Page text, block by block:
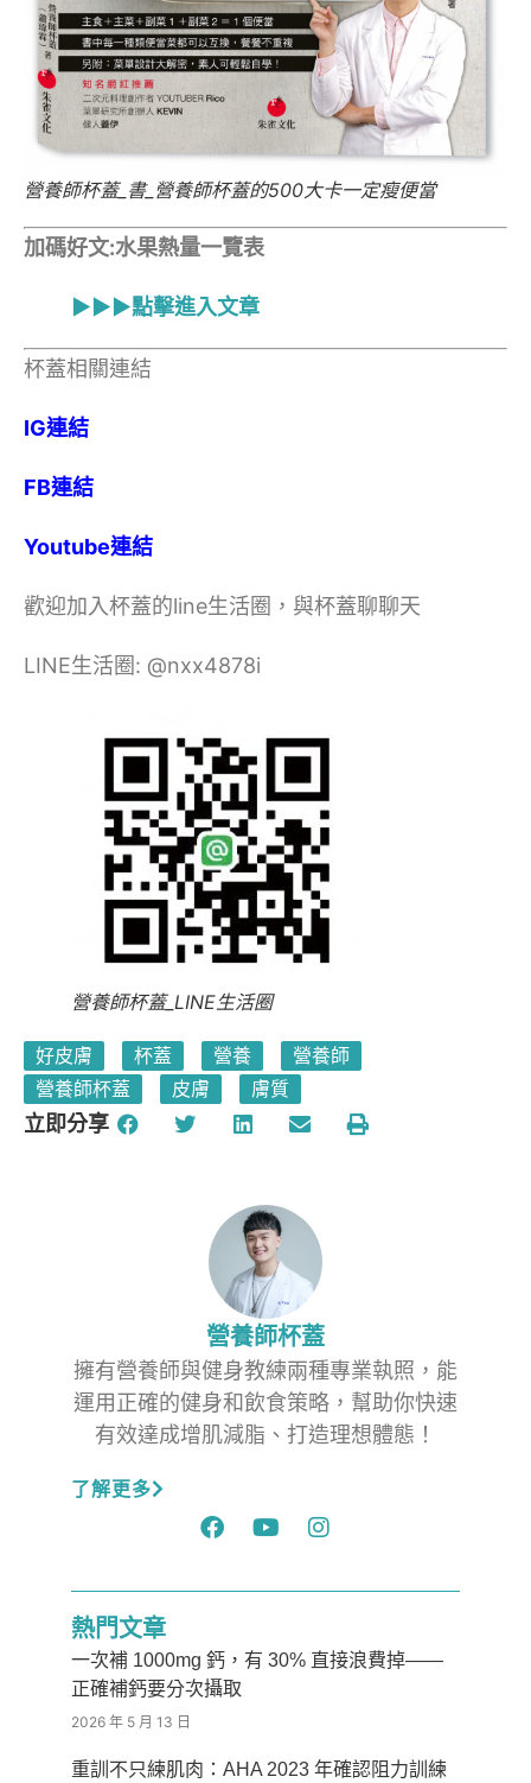
營養師杯蓋_書_營養師杯蓋的500大卡一定瘦便當
加碼好文:水果熱量一覽表
▶▶▶點擊進入文章
杯蓋相關連結
IG連結
FB連結
Youtube連結
歡迎加入杯蓋的line生活圈，與杯蓋聊聊天
LINE生活圈: @nxx4878i
營養師杯蓋_LINE生活圈
好皮膚 杯蓋 營養
營養師
營養師杯蓋
皮膚 膚質
立即分享
營養師杯蓋
擁有營養師與健身教練兩種專業執照，能
運用正確的健身和飲食策略，幫助你快速
有效達成增肌減脂、打造理想體態！
了解更多
熱門文章
一次補 1000mg 鈣，有 30% 直接浪費掉——
正確補鈣要分次攝取
2026 年 5 月 13 日
重訓不只練肌肉：AHA 2023 年確認阻力訓練